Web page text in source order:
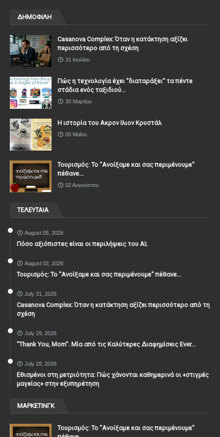
ΔΗΜΟΦΙΛΗ
Casanova Complex: Όταν η κατάκτηση αξίζει
περισσότερο από τη σχέση
31 Ιουλίου
Πώς η τεχνολογία έχει ''διαταράξει'' τα πέντε
στάδια ενός ταξιδιού...
30 Μαρτίου
Η ιστορία του Ακρον Ιλιον Κρυστάλ
05 Μαΐου
Τουρισμός: Το "Ανοίξαμε και σας περιμένουμε"
πέθανε...
02 Αυγούστου
ΤΕΛΕΥΤΑΙΑ
August 05, 2026
Πόσο αξιόπιστες είναι οι περιλήψεις του ΑΙ;
August 02, 2026
Τουρισμός: Το "Ανοίξαμε και σας περιμένουμε" πέθανε...
July 31, 2026
Casanova Complex: Όταν η κατάκτηση αξίζει περισσότερο από τη
σχέση
July 29, 2026
"Thank You, Mοm". Μία από τις Καλύτερες Διαφημίσεις Ever...
July 28, 2026
Εθισμένοι στη μετριότητα: Πώς χάνονται καθημερινά οι «στιγμές
μαγείας» στην εξυπηρέτηση
ΜΑΡΚΕΤΙΝΓΚ
Τουρισμός: Το "Ανοίξαμε και σας περιμένουμε"